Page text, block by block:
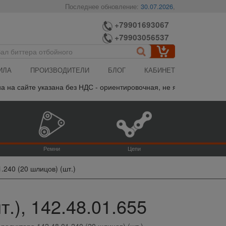
Последнее обновление:30.07.2026,
+79901693067
+79903056537
ПРОИЗВОДИТЕЛИ БЛОГ КАБИНЕТ
на сайте указана без НДС - ориентировочная, не является
Ремни Цепи
(20 шлицов) (шт.)
142.48.01.655